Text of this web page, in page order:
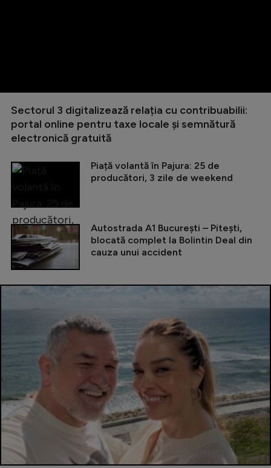
Sectorul 3 digitalizează relația cu contribuabilii:
portal online pentru taxe locale și semnătură
electronică gratuită
Piață volantă în Pajura: 25 de
producători, 3 zile de weekend
Autostrada A1 București – Pitești,
blocată complet la Bolintin Deal din
cauza unui accident